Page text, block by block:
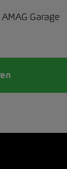
Garage